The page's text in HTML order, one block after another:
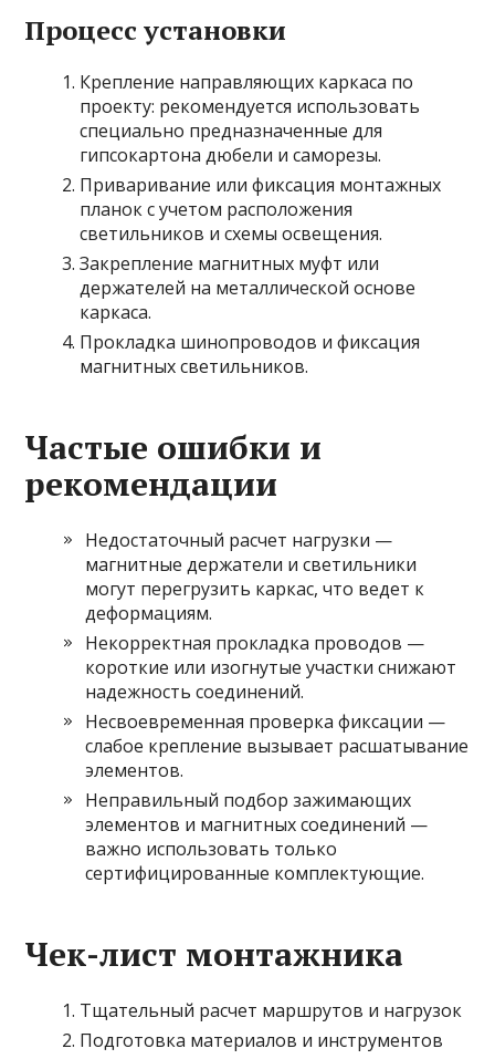
Процесс установки
Крепление направляющих каркаса по
проекту: рекомендуется использовать
специально предназначенные для
гипсокартона дюбели и саморезы.
Приваривание или фиксация монтажных
планок с учетом расположения
светильников и схемы освещения.
Закрепление магнитных муфт или
держателей на металлической основе
каркаса.
Прокладка шинопроводов и фиксация
магнитных светильников.
Частые ошибки и
рекомендации
Недостаточный расчет нагрузки —
магнитные держатели и светильники
могут перегрузить каркас, что ведет к
деформациям.
Некорректная прокладка проводов —
короткие или изогнутые участки снижают
надежность соединений.
Несвоевременная проверка фиксации —
слабое крепление вызывает расшатывание
элементов.
Неправильный подбор зажимающих
элементов и магнитных соединений —
важно использовать только
сертифицированные комплектующие.
Чек-лист монтажника
Тщательный расчет маршрутов и нагрузок
Подготовка материалов и инструментов